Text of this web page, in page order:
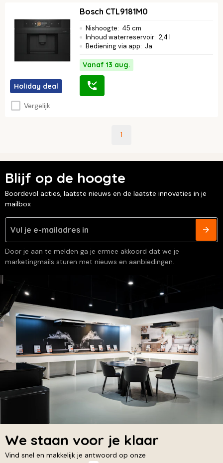
Holiday deal
Vergelijk
Bosch CTL9181M0
Nishoogte: 45 cm
Inhoud waterreservoir: 2,4 l
Bediening via app: Ja
Vanaf 13 aug.
1
Blijf op de hoogte
Boordevol acties, laatste nieuws en de laatste innovaties in je
mailbox
Door je aan te melden ga je ermee akkoord dat we je
marketingmails sturen met nieuws en aanbiedingen.
We staan voor je klaar
Vind snel en makkelijk je antwoord op onze